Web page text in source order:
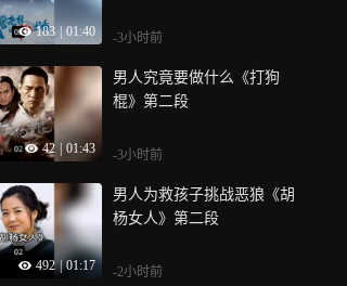
183 01:40 -3小时前
42 01:43
男人究竟要做什么《打狗
棍》第二段
-3小时前
492 | 01:17
男人为救孩子挑战恶狼《胡
杨女人》第二段
-2小时前